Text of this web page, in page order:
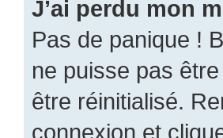
J’ai perdu mon
Pas de panique !
ne puisse pas
être réinitialisé.
connexion et